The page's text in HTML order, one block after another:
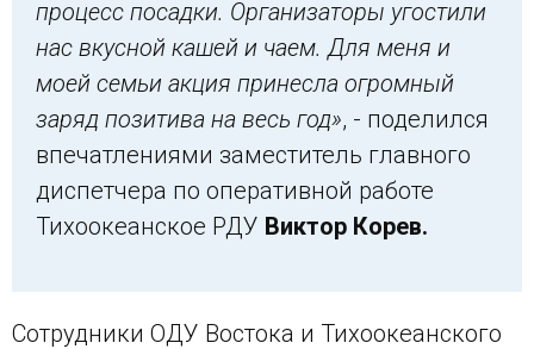
процесс посадки. Организаторы угостили
нас вкусной кашей и чаем. Для меня и
моей семьи акция принесла огромный
заряд позитива на весь год», - поделился
впечатлениями заместитель главного
диспетчера по оперативной работе
Тихоокеанское РДУ Виктор Корев.
Сотрудники ОДУ Востока и Тихоокеанского